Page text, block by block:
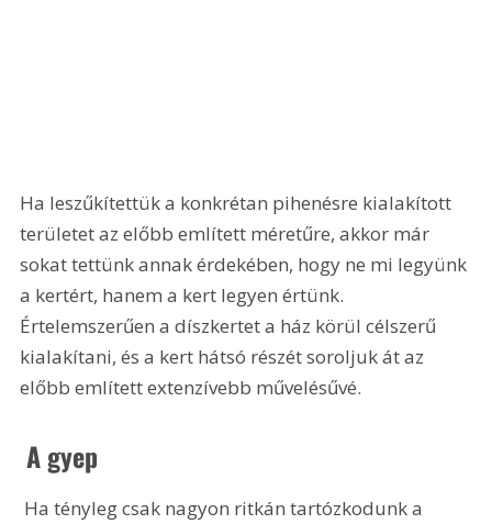
Ha leszűkítettük a konkrétan pihenésre kialakított
területet az előbb említett méretűre, akkor már
sokat tettünk annak érdekében, hogy ne mi legyünk
a kertért, hanem a kert legyen értünk.
Értelemszerűen a díszkertet a ház körül célszerű
kialakítani, és a kert hátsó részét soroljuk át az
előbb említett extenzívebb művelésűvé.
A gyep